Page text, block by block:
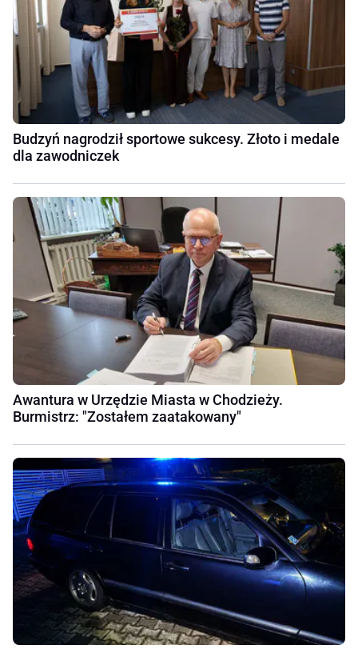
Budzyń nagrodził sportowe sukcesy. Złoto i medale
dla zawodniczek
Awantura w Urzędzie Miasta w Chodzieży.
Burmistrz: "Zostałem zaatakowany"